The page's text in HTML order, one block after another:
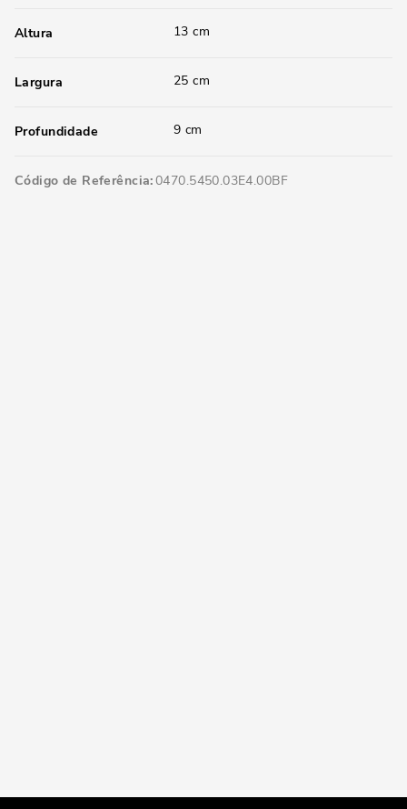
Altura 13 cm
Largura 25 cm
Profundidade 9 cm
Código de Referência 0470.5450.03E4.00BF